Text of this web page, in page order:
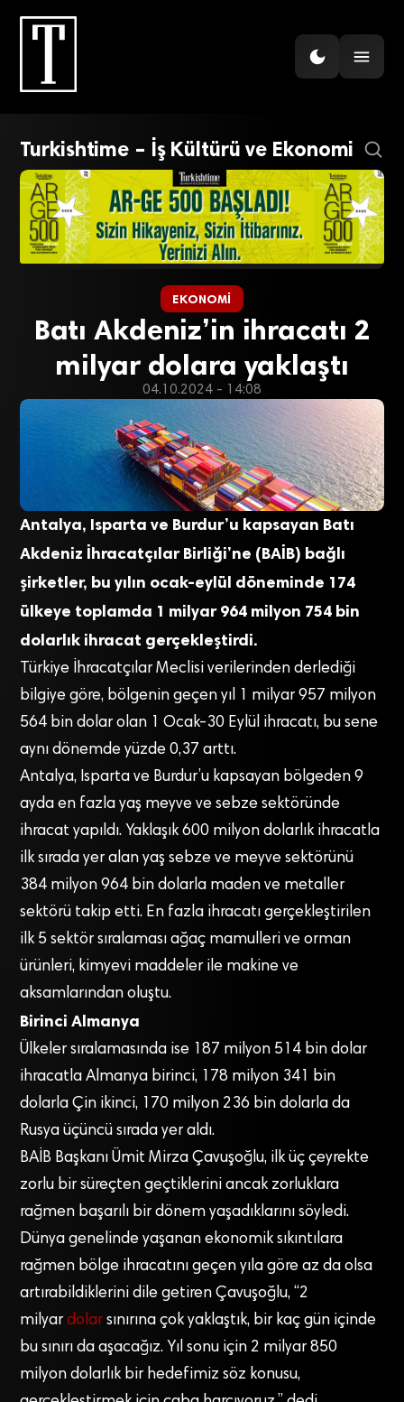
Turkishtime – İş Kültürü ve Ekonomi
EKONOMI
Batı Akdeniz’in ihracatı 2
milyar dolara yaklaştı
04.10.2024 - 14:08
Antalya, Isparta ve Burdur’u kapsayan Batı
Akdeniz İhracatçılar Birliği’ne (BAİB) bağlı
şirketler, bu yılın ocak-eylül döneminde 174
ülkeye toplamda 1 milyar 964 milyon 754 bin
dolarlık ihracat gerçekleştirdi.
Türkiye İhracatçılar Meclisi verilerinden derlediği
bilgiye göre, bölgenin geçen yıl 1 milyar 957 milyon
564 bin dolar olan 1 Ocak-30 Eylül ihracatı, bu sene
aynı dönemde yüzde 0,37 arttı.
Antalya, Isparta ve Burdur’u kapsayan bölgeden 9
ayda en fazla yaş meyve ve sebze sektöründe
ihracat yapıldı. Yaklaşık 600 milyon dolarlık ihracatla
ilk sırada yer alan yaş sebze ve meyve sektörünü
384 milyon 964 bin dolarla maden ve metaller
sektörü takip etti. En fazla ihracatı gerçekleştirilen
ilk 5 sektör sıralaması ağaç mamulleri ve orman
ürünleri, kimyevi maddeler ile makine ve
aksamlarından oluştu.
Birinci Almanya
Ülkeler sıralamasında ise 187 milyon 514 bin dolar
ihracatla Almanya birinci, 178 milyon 341 bin
dolarla Çin ikinci, 170 milyon 236 bin dolarla da
Rusya üçüncü sırada yer aldı.
BAİB Başkanı Ümit Mirza Çavuşoğlu, ilk üç çeyrekte
zorlu bir süreçten geçtiklerini ancak zorluklara
rağmen başarılı bir dönem yaşadıklarını söyledi.
Dünya genelinde yaşanan ekonomik sıkıntılara
rağmen bölge ihracatını geçen yıla göre az da olsa
artırabildiklerini dile getiren Çavuşoğlu, “2
milyardolar sınırına çok yaklaştık, bir kaç gün içinde
bu sınırı da aşacağız. Yıl sonu için 2 milyar 850
milyon dolarlık bir hedefimiz söz konusu,